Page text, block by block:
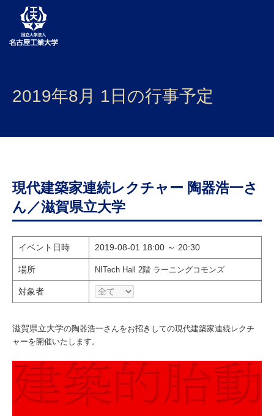
学部・大学院・センター
研究・産学官連携
社会連携
国際交流
研究・教員Navi
受験生 在学生
卒業生
企業・研究者
アクセス
キャンパスマップ お問い合わせ English 資料請求
2019年8月 1日の行事予定
現代建築家連続レクチャー 陶器浩一さ
ん／滋賀県立大学
イベント日時 2019-08-01 18:00 ～ 20:30
場所 NITech Hall 2階 ラーニングコモンズ
対象者
滋賀県立大学の陶器浩一さんをお招きしての現代建築家連続レクチ
ャーを開催いたします。